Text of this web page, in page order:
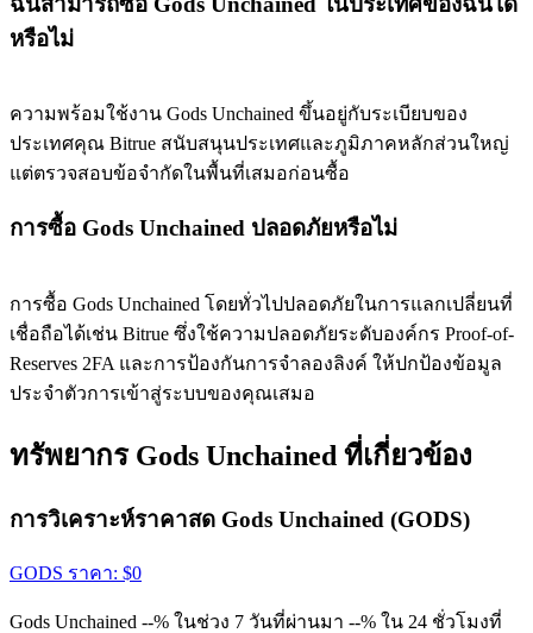
หรือไม่
ความพร้อมใช้งาน Gods Unchained ขึ้นอยู่กับระเบียบของ
ประเทศคุณ Bitrue สนับสนุนประเทศและภูมิภาคหลักส่วนใหญ่
แต่ตรวจสอบข้อจำกัดในพื้นที่เสมอก่อนซื้อ
การซื้อ Gods Unchained ปลอดภัยหรือไม่
การซื้อ Gods Unchained โดยทั่วไปปลอดภัยในการแลกเปลี่ยนที่
เชื่อถือได้เช่น Bitrue ซึ่งใช้ความปลอดภัยระดับองค์กร Proof-of-
Reserves 2FA และการป้องกันการจำลองลิงค์ ให้ปกป้องข้อมูล
ประจำตัวการเข้าสู่ระบบของคุณเสมอ
ทรัพยากร Gods Unchained ที่เกี่ยวข้อง
การวิเคราะห์ราคาสด Gods Unchained (GODS)
GODS ราคา: $0
Gods Unchained --% ในช่วง 7 วันที่ผ่านมา --% ใน 24 ชั่วโมงที่